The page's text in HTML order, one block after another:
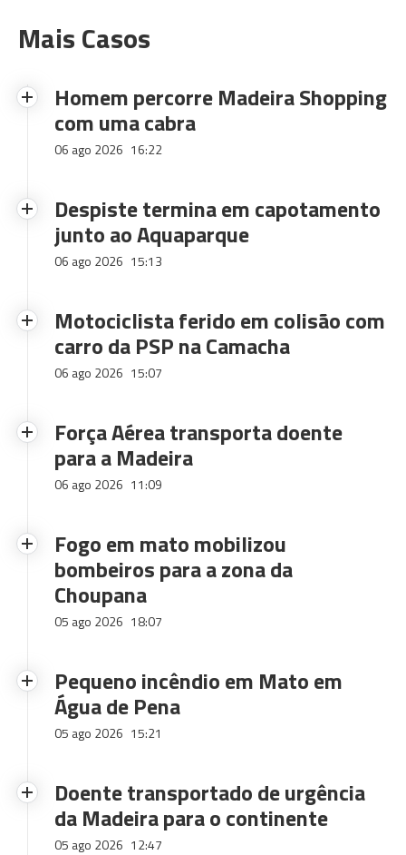
Mais Casos
Homem percorre Madeira Shopping
com uma cabra
06 ago 2026 16:22
Despiste termina em capotamento
junto ao Aquaparque
06 ago 2026 15:13
Motociclista ferido em colisão com
carro da PSP na Camacha
06 ago 2026 15:07
Força Aérea transporta doente
para a Madeira
06 ago 2026 11:09
Fogo em mato mobilizou
bombeiros para a zona da
Choupana
05 ago 2026 18:07
Pequeno incêndio em Mato em
Água de Pena
05 ago 2026 15:21
Doente transportado de urgência
da Madeira para o continente
05 ago 2026 12:47